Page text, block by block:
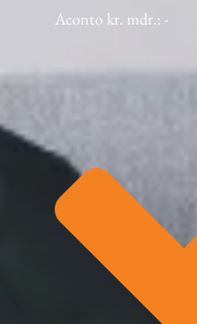
Aconto kr. mdr.: -